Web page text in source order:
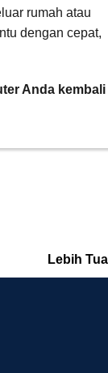
rumah atau
dengan cepat,
Anda kembali
Lebih Tua